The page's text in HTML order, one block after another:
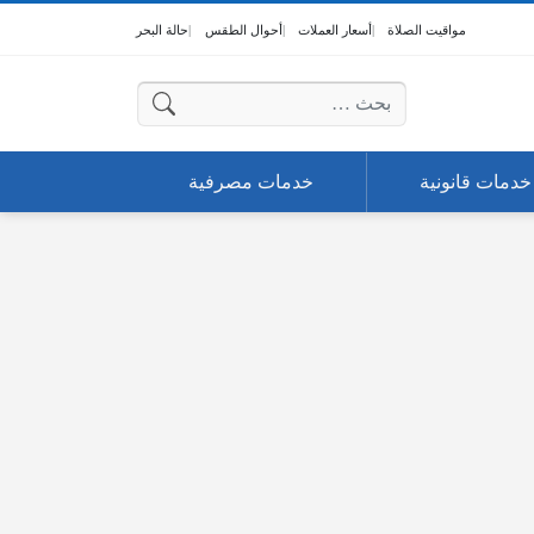
مواقيت الصلاة أسعار العملات أحوال الطقس حالة البحر
البحث عن:
خدمات قانونية خدمات مصرفية